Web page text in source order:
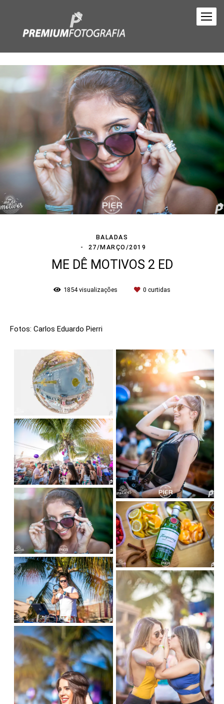
BALADAS
27/MARÇO/2019
ME DÊ MOTIVOS 2 ED
1854visualizações 0 curtidas
Fotos: Carlos Eduardo Pierri